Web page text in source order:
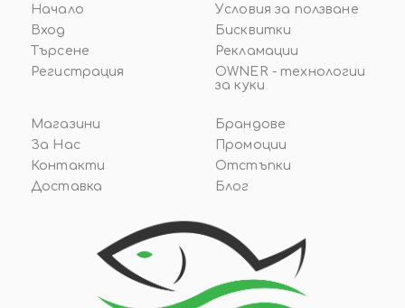
Начало
Вход
Търсене
Регистрация
Условия за ползване
Бисквитки
Рекламации
OWNER - технологии
за куки
Магазини
За Нас
Контакти
Доставка
Брандове
Промоции
Отстъпки
Блог